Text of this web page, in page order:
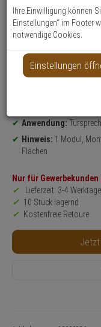
Suche
Produktmerkmale
Datenblatt drucken
Produktinformationen
Zubehörartikel,
Höhe: 128,3 mm x
Anwendung:
Hinweis: 1 Modul,
Flächen
Nur für Gewerbekunden
Lieferzeit: 3-4
10 Stück lagernd
Kostenfreie Retoure
Ihre Einwilligung können
Einstellungen“ im Footer
notwendige Cookies.
Einstellungen